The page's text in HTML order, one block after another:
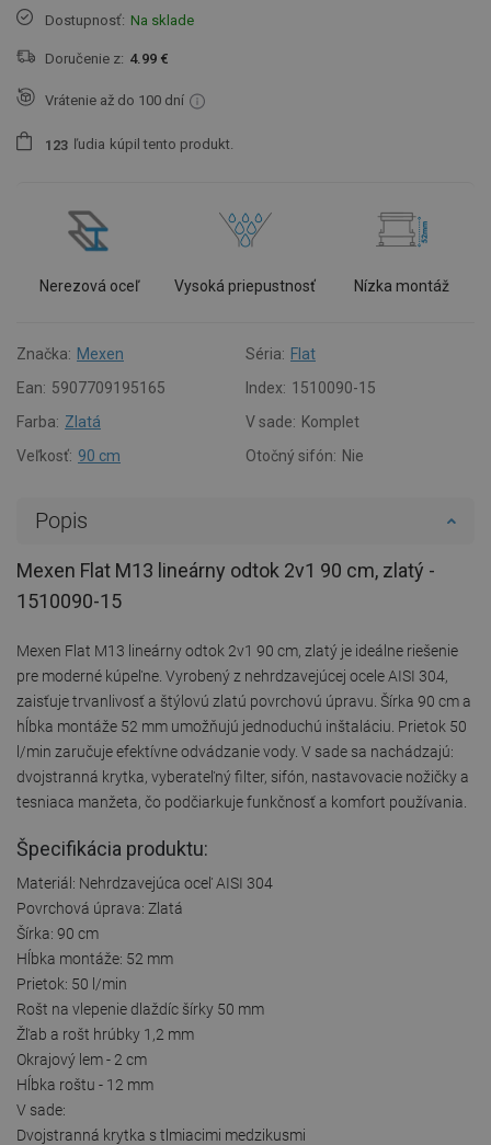
Dostupnosť: Na sklade
Doručenie z: 4.99 €
Vrátenie až do 100 dní
1 23 ľudia kúpil tento produkt.
Nerezová oceľ Vysoká priepustnosť Nízka montáž
Značka: Mexen Séria: Flat
Ean: 5907709195165 Index: 1510090-15
Farba: Zlatá V sade: Komplet
Veľkosť: 90 cm Otočný sifón: Nie
Popis
Mexen Flat M13 lineárny odtok 2v1 90 cm, zlatý -
1510090-15
Mexen Flat M13 lineárny odtok 2v1 90 cm, zlatý je ideálne riešenie
pre moderné kúpeľne. Vyrobený z nehrdzavejúcej ocele AISI 304,
zaisťuje trvanlivosť a štýlovú zlatú povrchovú úpravu. Šírka 90 cm a
hĺbka montáže 52 mm umožňujú jednoduchú inštaláciu. Prietok 50
l/min zaručuje efektívne odvádzanie vody. V sade sa nachádzajú:
dvojstranná krytka, vyberateľný filter, sifón, nastavovacie nožičky a
tesniaca manžeta, čo podčiarkuje funkčnosť a komfort používania.
Špecifikácia produktu:
Materiál: Nehrdzavejúca oceľ AISI 304
Povrchová úprava: Zlatá
Šírka: 90 cm
Hĺbka montáže: 52 mm
Prietok: 50 l/min
Rošt na vlepenie dlaždíc šírky 50 mm
Žľab a rošt hrúbky 1,2 mm
Okrajový lem - 2 cm
Hĺbka roštu - 12 mm
V sade:
Dvojstranná krytka s tlmiacimi medzikusmi